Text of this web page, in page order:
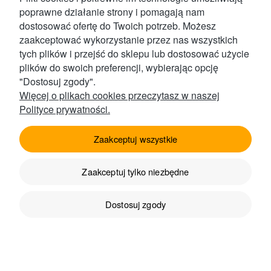
Kontakt
Obsługa Klienta
Produkty
poprawne działanie strony i pomagają nam
dostosować ofertę do Twoich potrzeb. Możesz
zaakceptować wykorzystanie przez nas wszystkich
tych plików i przejść do sklepu lub dostosować użycie
plików do swoich preferencji, wybierając opcję
"Dostosuj zgody".
Więcej o plikach cookies przeczytasz w naszej
Polityce prywatności.
Zaakceptuj tylko niezbędne
Dostosuj zgody
Zaakceptuj wszystkie